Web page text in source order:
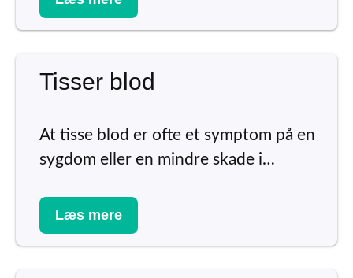
Tisser blod
At tisse blod er ofte et symptom på en
sygdom eller en mindre skade i…
Læs mere